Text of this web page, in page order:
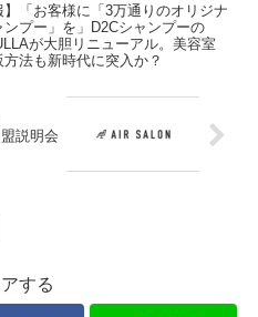
】「お客様に「3万通りのオリジナ
ンプー」を」D2Cシャンプーの
が大胆リニューアル。美容室
方法も新時代に突入か？
説明会
する